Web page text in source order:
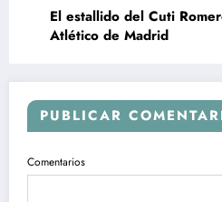
El estallido del Cuti
Atlético de Madrid
PUBLICAR
Comentarios